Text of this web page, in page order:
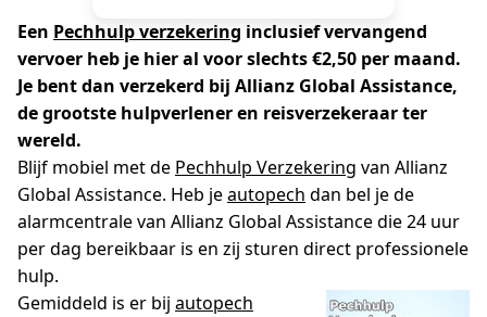
Een Pechhulp verzekering inclusief vervangend
vervoer heb je hier al voor slechts €2,50 per maand.
Je bent dan verzekerd bij Allianz Global Assistance,
de grootste hulpverlener en reisverzekeraar ter
wereld.
Blijf mobiel met de Pechhulp Verzekering van Allianz
Global Assistance. Heb jeautopech dan bel je de
alarmcentrale van Allianz Global Assistance die 24 uur
per dag bereikbaar is en zij sturen direct professionele
hulp.
Gemiddeld is er bij autopech